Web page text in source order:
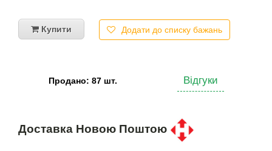
Купити Додати до списку бажань
Продано: 87 шт. Відгуки
Доставка Новою Поштою